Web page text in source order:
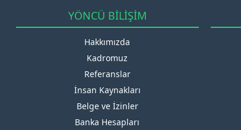
YÖNCÜ BİLİŞİM
Hakkımızda
Kadromuz
Referanslar
İnsan Kaynakları
Belge ve İzinler
Banka Hesapları